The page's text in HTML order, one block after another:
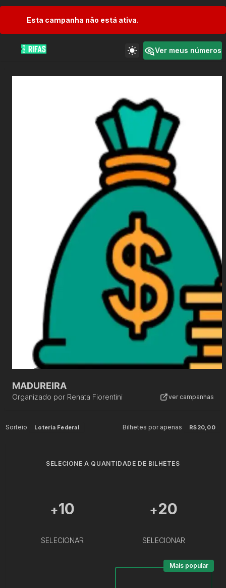
Esta campanha não está ativa.
Ver meus números
MADUREIRA
Organizado por Renata Fiorentini ver campanhas
Sorteio Loteria Federal Bilhetes por apenas R$20,00
SELECIONE A QUANTIDADE DE BILHETES
+10
SELECIONAR
+20
SELECIONAR
Mais popular